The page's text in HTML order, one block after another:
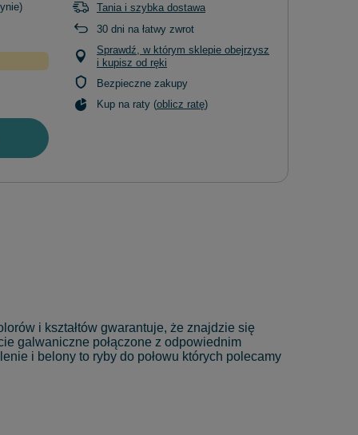
Tania i szybka dostawa
30 dni na łatwy zwrot
Sprawdź, w którym sklepie obejrzysz
i kupisz od ręki
Bezpieczne zakupy
Kup na raty (oblicz ratę)
i kształtów gwarantuje, że znajdzie się
galwaniczne połączone z odpowiednim
i belony to ryby do połowu których polecamy